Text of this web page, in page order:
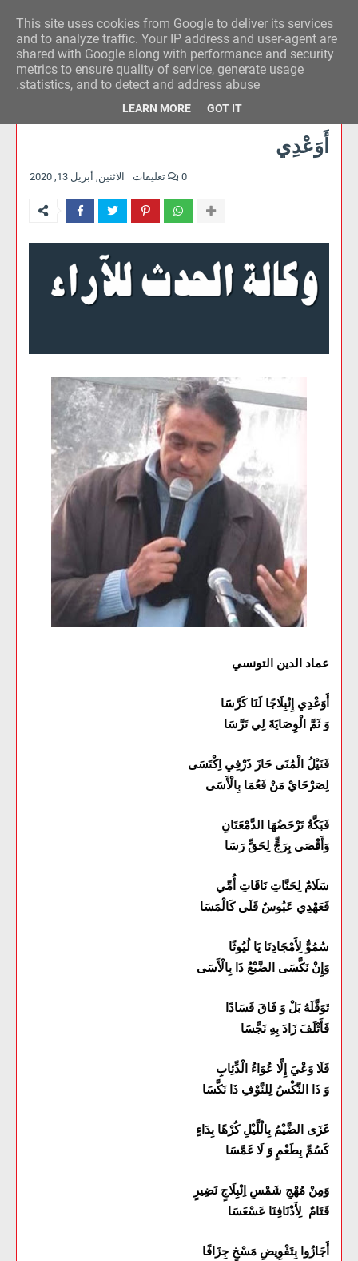
وكالة الحدث للآراء
أَوَعْدِي
الاثنين, أبريل 13, 2020 0 تعليقات
عماد الدين التونسي
أَوَعْدِي إِنْبِلَاجًا لَنَا كَرَّسََا
وَ ثَمَّ الْوِصَايَةَ لِي تَرَّسَا
فَنَيْلُ الْمُنَى حَازَ ذَرْفِي اِكْتَسَى
لِصَرْحَايْ مَنْ فَعُمَا بِالْأَسَى
فَبَكَّةُ تَرْحَضُهَا الدَّمْعَتَانِ
وَأَقْصَى بِرَجٍّ لِحَقٍّ رَسَا
سَلَامٌ لِحَنَّاتِ نَاقَاتِ أُمِّي
فَعَهْدِي عَبُوسٌ قَلَى كَالْمَسَا
سُمُوٌّ لِأَمْجَادِنَا يَا لُيُوثًا
وَإِنْ نَكَّسَى الضَّبْعُ ذَا بِالْأَسَى
تَوَقَّلَهُ بَلْ وَ فَاقَ فَسَادًا
فَأَتْلَفَ زَادَ بِهِ نَجَّسَا
فَلَا وَعْيَ إِلَّا عُوَاءُ الْذِّئِابِ
وَ ذَا النِّكْسُ لِلنَّوْفِ ذَا نَكَّسَا
غَزَى الضَّيْمُ بِالْلَّيْلِ كُرْهًا بِدَاءٍ
كَسُمِّ بِطَعْمٍ وَ لَا غَمَّسَا
وَمِنْ مُهْجِ شَمْسِ اِنْبِلَاجٍ نَضِيرٍ
قَتَامٌ لِأَدْنَافِنَا عَسْعَسَا
أَجَازُوا بِتَفْوِيضِ مَسْخٍ جِزَافًا
This site uses cookies from Google to deliver its services
and to analyze traffic. Your IP address and user-agent are
shared with Google along with performance and security
metrics to ensure quality of service, generate usage
statistics, and to detect and address abuse.
LEARN MORE GOT IT